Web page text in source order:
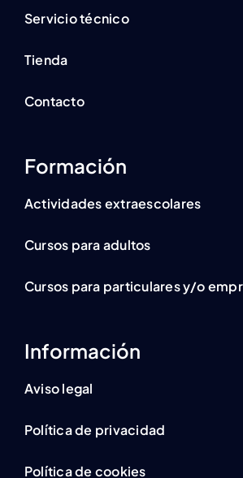
Servicio técnico
Tienda
Contacto
Formación
Actividades extraescolares
Cursos para adultos
Cursos para particulares y/o
Información
Aviso legal
Política de privacidad
Política de cookies